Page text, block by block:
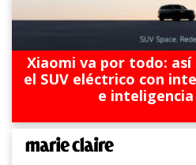
Xiaomi va por todo: así
el SUV eléctrico con
e